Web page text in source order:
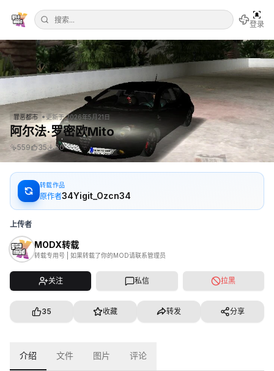
登录
罪恶都市 •更新于2026年5月21日
阿尔法·罗密欧Mito
559 35 30
转载作品
原作者34Yigit_Ozcn34
上传者
MODX转载
转载专用号 | 如果转载了你的MOD请联系管理员
关注 私信 拉黑
35 收藏 转发 分享
介绍 文件 图片 评论